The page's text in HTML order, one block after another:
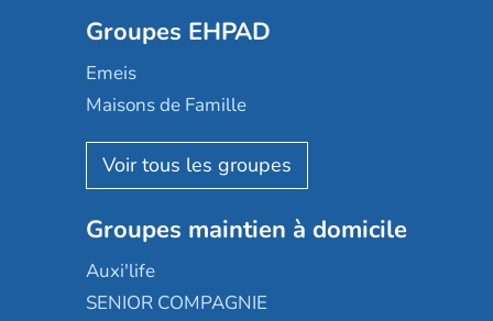
Mobicap
Domusvi
Happy Senior
Aquarelia
Nexity edenea
Les jardins d'Arcadie
Occitalia
Appartseniors
Groupes EHPAD
Emeis
Maisons de Famille
Korian
Emera
Groupe SOS
Le Noble Âge
Almage
Groupes maintien à domicile
Auxi'life
SENIOR COMPAGNIE